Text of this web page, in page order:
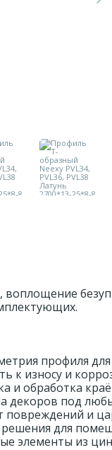
воплощение
профиля
к износу и
и обработка
декоров под
повреждений и
для
элементы из